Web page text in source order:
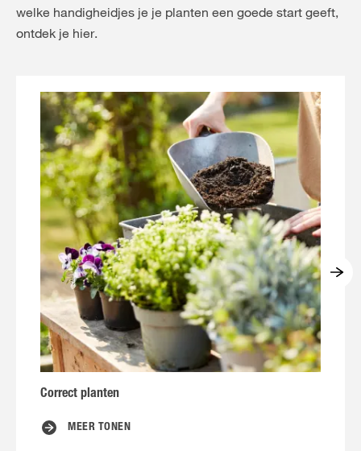
welke handigheidjes je je planten een goede start geeft,
ontdek je hier.
Correct planten
MEER TONEN